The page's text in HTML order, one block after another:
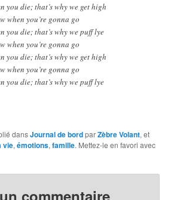
you die; that’s why we get high
when you’re gonna go
you die; that’s why we puff lye
when you’re gonna go
you die; that’s why we get high
when you’re gonna go
you die; that’s why we puff lye
dansJournal de bordparZèbre Volant, et
vie,émotions,famille. Mettez-le en favori avec